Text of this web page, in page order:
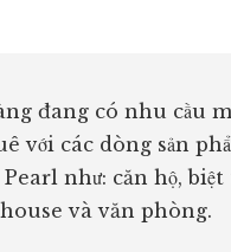
đang có nhu cầu
với các dòng sản
như: căn hộ, biệt
và văn phòng.